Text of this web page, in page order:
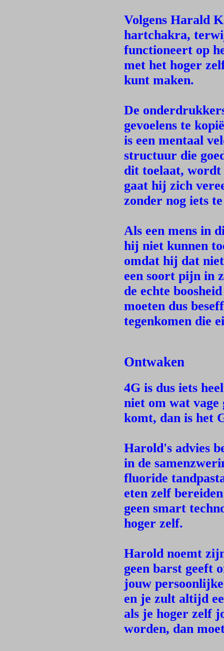
Volgens Harald
hartchakra,
functioneert op
met het hoger
kunt maken.
De
gevoelens te
is een mentaal
structuur die
dit toelaat, wordt
gaat hij zich
zonder nog iets
Als een mens in
hij niet kunnen
omdat hij dat
een soort pijn in
de echte
moeten dus
tegenkomen die
Ontwaken
4G is dus iets
niet om wat vage
komt, dan is het
Harold's advies
in de
fluoride
eten zelf
geen smart
hoger zelf.
Harold noemt
geen barst geeft
jouw
en je zult altijd
als je hoger zelf
worden, dan